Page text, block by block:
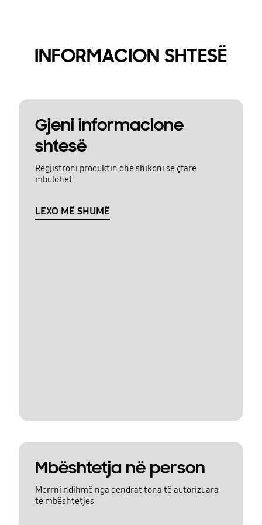
INFORMACION SHTESË
Gjeni informacione
shtesë
Regjistroni produktin dhe shikoni se çfarë
mbulohet
LEXO MË SHUMË
Mbështetja në person
Merrni ndihmë nga qendrat tona të autorizuara
të mbështetjes